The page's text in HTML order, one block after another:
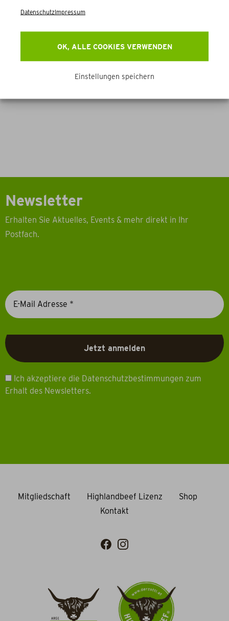
OK, ALLE COOKIES VERWENDEN
Einstellungen speichern
DatenschutzImpressum
Newsletter
Erhalten Sie Aktuelles, Events & mehr direkt in Ihr
Postfach.
Ich akzeptiere die Datenschutzbestimmungen zum
Erhalt des Newsletters.
Mitgliedschaft Highlandbeef Lizenz
Shop
Kontakt